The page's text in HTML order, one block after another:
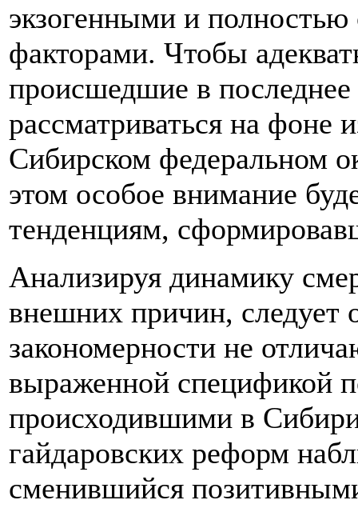
экзогенными и
факторами. Чтобы
происшедшие в последнее
рассматриваться на фоне
Сибирском федеральном
этом особое внимание
тенденциям,
Анализируя динамику
внешних причин, следует
закономерности не
выраженной спецификой
происходившими в
гайдаровских реформ
сменившийся